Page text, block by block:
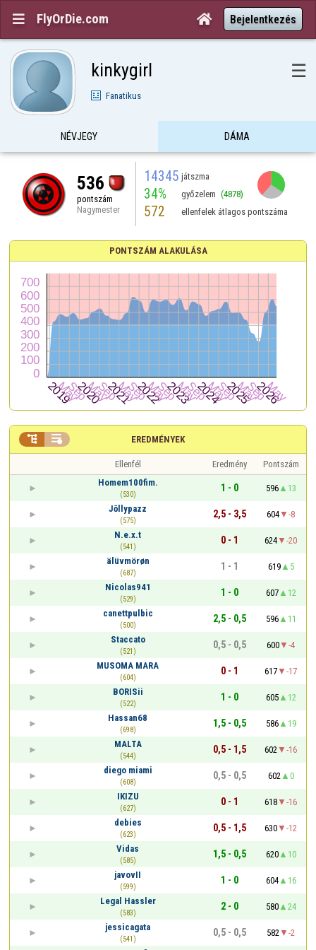
 FlyOrDie.com  Bejelentkezés
kinkygirl ☰
Fanatikus
NÉVJEGY DÁMA
536
pontszám
Nagymester
14345 játszma
34% győzelem (4878)
572 ellenfelek átlagos pontszáma
PONTSZÁM ALAKULÁSA
EREDMÉNYEK
 
Ellenfél Eredmény
Pontszám
Homem100fim.
(530)
1 - 0 596
13
Jōllypazz
(575)
2,5 - 3,5 604
-8
N.e.x.t
(541)
0 - 1 624
-20
älüvmörøn
(687)
1 - 1 619
5
Nicolas941
(529)
1 - 0 607
12
canettpulbic
(500)
2,5 - 0,5 596
11
Staccato
(521)
0,5 - 0,5 600
-4
MUSOMA MARA
(604)
0 - 1 617
-17
BORISii
(522)
1 - 0 605
12
Hassan68
(698)
1,5 - 0,5 586
19
MALTA
(544)
0,5 - 1,5 602
-16
diego miami
(608)
0,5 - 0,5 602
0
IKIZU
(627)
0 - 1 618
-16
debies
(623)
0,5 - 1,5 630
-12
Vidas
(585)
1,5 - 0,5 620
10
javovII
(599)
1 - 0 604
16
Legal Hassler
(583)
2 - 0 580
24
jessicagata
(541)
0,5 - 0,5 582
-2